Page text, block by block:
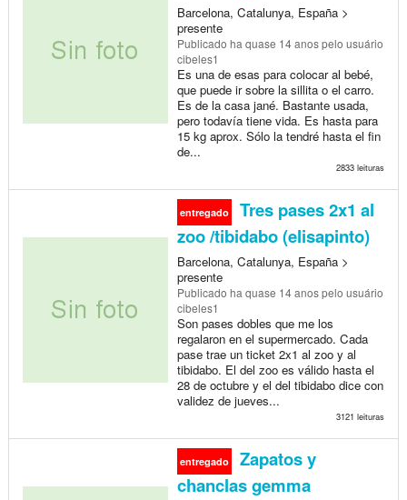
Barcelona, Catalunya, España >
presente
Publicado ha quase 14 anospelo usuário
cibeles1
Es una de esas para colocar al bebé,
que puede ir sobre la sillita o el carro.
Es de la casa jané. Bastante usada,
pero todavía tiene vida. Es hasta para
15 kg aprox. Sólo la tendré hasta el fin
de...
2833 leituras
entregado
Tres pases 2x1 al
zoo /tibidabo (elisapinto)
Barcelona, Catalunya, España >
presente
Publicado ha quase 14 anospelo usuário
cibeles1
Son pases dobles que me los
regalaron en el supermercado. Cada
pase trae un ticket 2x1 al zoo y al
tibidabo. El del zoo es válido hasta el
28 de octubre y el del tibidabo dice con
validez de jueves...
3121 leituras
entregado
Zapatos y
chanclas gemma